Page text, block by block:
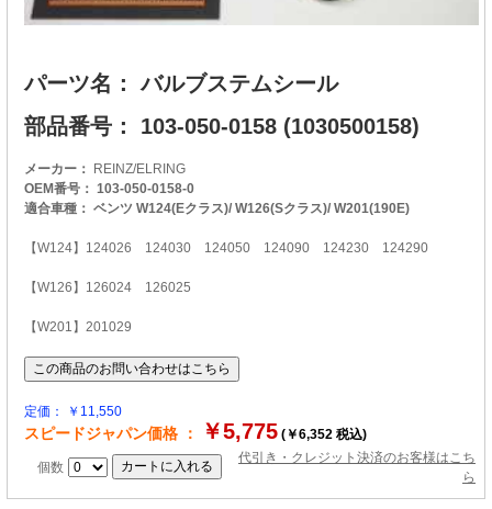
パーツ名： バルブステムシール
部品番号： 103-050-0158 (1030500158)
メーカー：
REINZ/ELRING
OEM番号： 103-050-0158-0
適合車種： ベンツ W124(Eクラス)/ W126(Sクラス)/ W201(190E)
【W124】124026 124030 124050 124090 124230 124290
【W126】126024 126025
【W201】201029
定価： ￥11,550
スピードジャパン価格 ： ￥5,775 (￥6,352 税込)
個数
代引き・クレジット決済のお客様はこち
ら